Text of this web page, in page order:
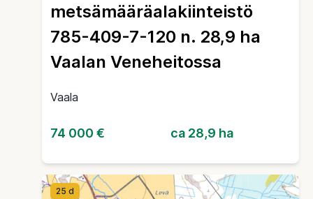
metsämääräalakiinteistö
785-409-7-120 n. 28,9 ha
Vaalan Veneheitossa
Vaala
74 000 € ca 28,9 ha
25 d